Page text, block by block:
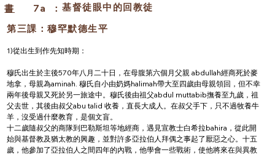
第三課：穆罕默德生平
基督徒眼中的回教徒
書
1)從出生到作先知時期：
穆氏出生於主後570年八月二十日，在母腹第六個月父親 abdullah經商死於麥
地拿，母親為aminah. 穆氏自小由奶媽halimah帶大至四歲由母親領回，但不幸
兩年後母親又死於另一旅途中。穆氏後由祖父abdul muttabib撫養至九歲，祖
父去世，其後由叔父abu talid 收養，直長大成人。在叔父手下，只不過牧養牛
羊，沒受過什麼教育，是個文盲。
十二歲隨叔父的商隊到巴勒斯坦等地經商，遇見宣教士白希拉bahira，從此開
始與基督教及猶太教的興趣，並對許多亞拉伯人拜偶之事起了厭惡之心。十五
歲，他參加了亞拉伯人之間四年的內戰，他學會一些戰術，使他將來在與異教
7a ：